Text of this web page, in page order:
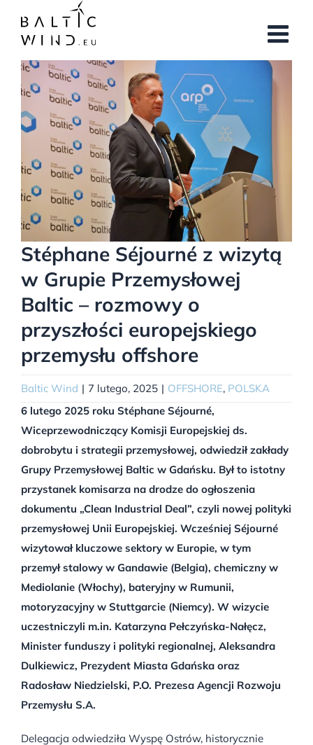
zawartości
Pokaż
większy
obrazek
Stéphane Séjourné z wizytą
w Grupie Przemysłowej
Baltic – rozmowy o
przyszłości europejskiego
przemysłu offshore
Baltic Wind | 7 lutego, 2025 | OFFSHORE, POLSKA
6 lutego 2025 roku Stéphane Séjourné,
Wiceprzewodniczący Komisji Europejskiej ds.
dobrobytu i strategii przemysłowej, odwiedził zakłady
Grupy Przemysłowej Baltic w Gdańsku. Był to istotny
przystanek komisarza na drodze do ogłoszenia
dokumentu „Clean Industrial Deal”, czyli nowej polityki
przemysłowej Unii Europejskiej. Wcześniej Séjourné
wizytował kluczowe sektory w Europie, w tym
przemył stalowy w Gandawie (Belgia), chemiczny w
Mediolanie (Włochy), bateryjny w Rumunii,
motoryzacyjny w Stuttgarcie (Niemcy). W wizycie
uczestniczyli m.in. Katarzyna Pełczyńska-Nałęcz,
Minister funduszy i polityki regionalnej, Aleksandra
Dulkiewicz, Prezydent Miasta Gdańska oraz
Radosław Niedzielski, P.O. Prezesa Agencji Rozwoju
Przemysłu S.A.
Delegacja odwiedziła Wyspę Ostrów, historycznie